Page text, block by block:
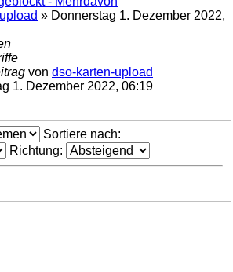
» Donnerstag 1. Dezember 2022,
von dso-karten-upload
1. Dezember 2022, 06:19
Sortiere nach:
Richtung: